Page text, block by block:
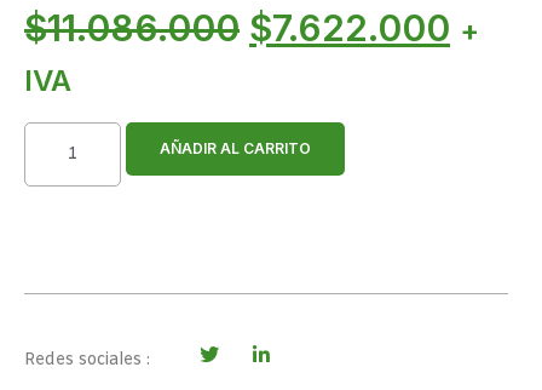
$11.086.000 $7.622.000 +
IVA
AÑADIR AL CARRITO
Redes sociales :